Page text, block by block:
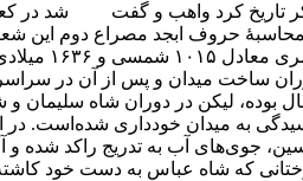
تاریخ کرد واهب و گفت شد در
قمری
ساخت میدان و پس از آن در سراسر
بوده، لیکن در دوران شاه سلیمان
به میدان خودداری شده‌است.
جوی‌های آب به تدریج راکد شده و
که شاه عباس به دست خود کاشته